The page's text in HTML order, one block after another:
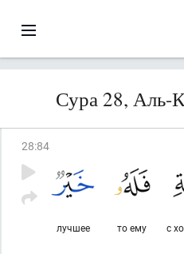
Сура 28, Аль-
28:84
с
то ему
лучшее